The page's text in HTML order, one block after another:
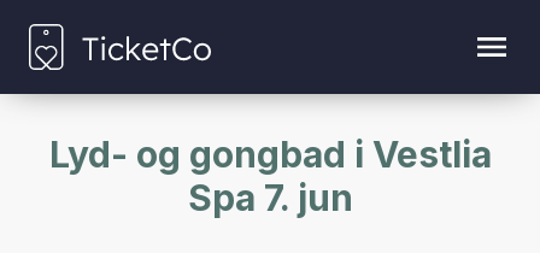
Lyd- og gongbad i Vestlia
Spa 7. jun